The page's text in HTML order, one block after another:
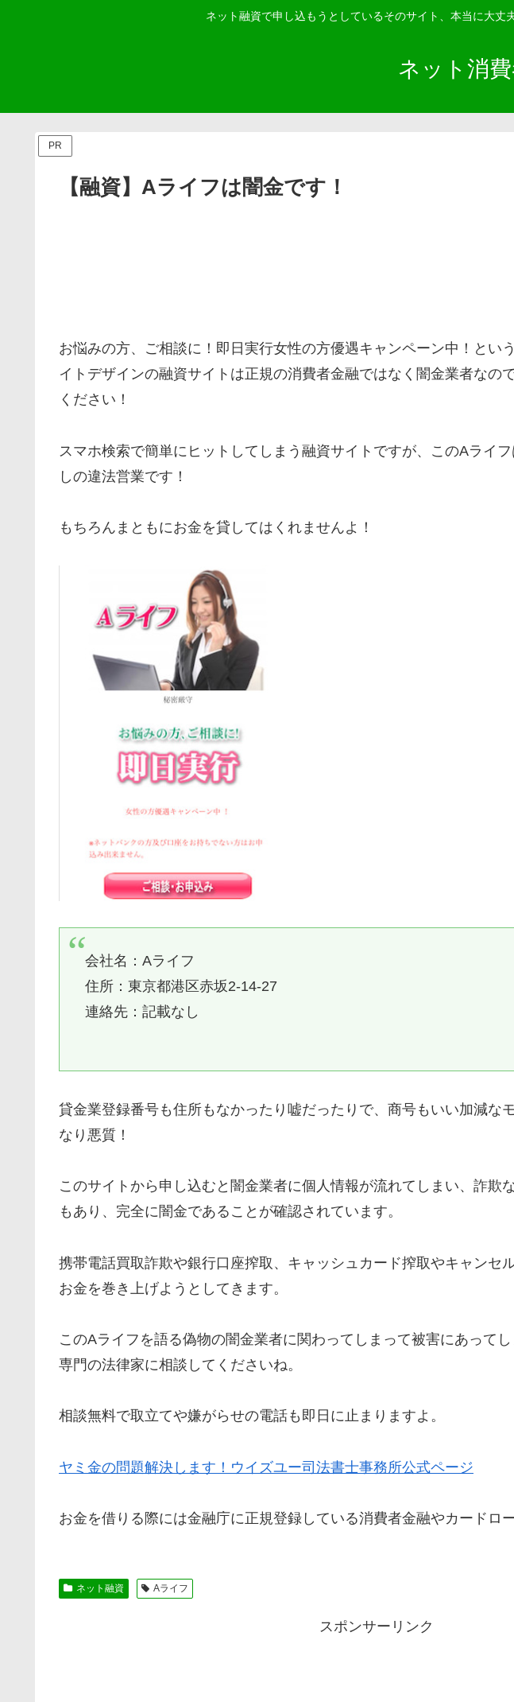
ネット融資で申し込もうとしているそのサイト、本当に大丈
ネット消
PR
【融資】Aライフは闇金です！
お悩みの方、ご相談に！即日実行女性の方優遇キャンペーン中！ とい
イトデザインの融資サイトは正規の消費者金融ではなく闇金業者なの
ください！
スマホ検索で簡単にヒットしてしまう融資サイトですが、このAライフ
しの違法営業です！
もちろんまともにお金を貸してはくれませんよ！
会社名：Aライフ
住所：東京都港区赤坂2-14-27
連絡先：記載なし
貸金業登録番号も住所もなかったり嘘だったりで、商号もいい加減な
なり悪質！
このサイトから申し込むと闇金業者に個人情報が流れてしまい、詐欺
もあり、完全に闇金であることが確認されています。
携帯電話買取詐欺や銀行口座搾取、キャッシュカード搾取やキャンセ
お金を巻き上げようとしてきます。
このAライフ を語る偽物の闇金業者に関わってしまって被害にあって
専門の法律家に相談してくださいね。
相談無料で取立てや嫌がらせの電話も即日に止まりますよ。
ヤミ金の問題解決します！ウイズユー司法書士事務所公式ページ
お金を借りる際には金融庁に正規登録している消費者金融やカードロ
ネット融資 Aライフ
スポンサーリンク